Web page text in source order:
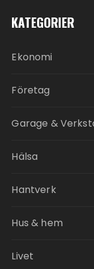
KATEGORIER
Ekonomi
Företag
Garage &
Hälsa
Hantverk
Hus & hem
Livet